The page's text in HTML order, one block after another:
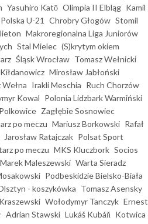
Yasuhiro Katō Olimpia II Elbląg Kamil
Polska U-21 Chrobry Głogów Stomil
Makroregionalna Liga Juniorów
Stal Mielec (S)krytym okiem
Śląsk Wrocław Tomasz Wełnicki
Mirosław Jabłoński
Wełna Irakli Meschia Ruch Chorzów
Kowal Polonia Lidzbark Warmiński
Zagłębie Sosnowiec
po meczu Mariusz Borkowski Rafał
Jarosław Ratajczak Polsat Sport
po meczu MKS Kluczbork Socios
Marek Maleszewski Warta Sieradz
Podbeskidzie Bielsko-Biała
- koszykówka Tomasz Asensky
Wołodymyr Tanczyk Ernest
Adrian Stawski Lukáš Kubáň Kotwica